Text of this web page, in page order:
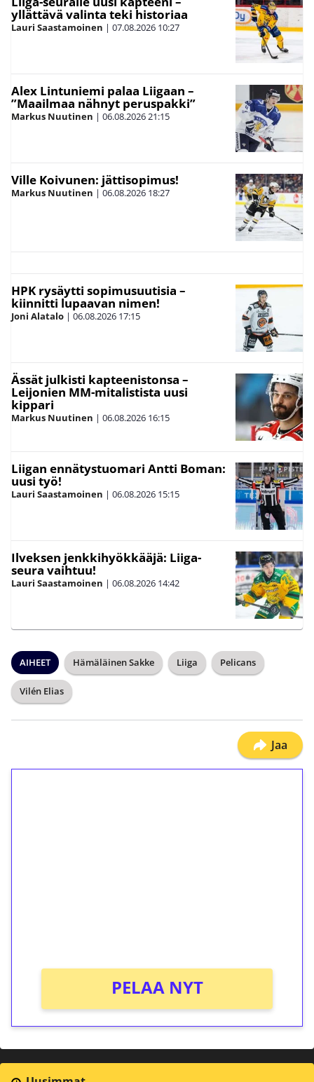
yllättävä valinta teki historiaa
Lauri Saastamoinen | 07.08.2026 10:27
Alex Lintuniemi palaa Liigaan –
”Maailmaa nähnyt peruspakki”
Markus Nuutinen | 06.08.202621:15
Ville Koivunen: jättisopimus!
Markus Nuutinen | 06.08.2026 18:27
HPK rysäytti sopimusuutisia –
kiinnitti lupaavan nimen!
Joni Alatalo | 06.08.2026 17:15
Ässät julkisti kapteenistonsa –
Leijonien MM-mitalistista uusi
kippari
Markus Nuutinen | 06.08.2026 16:15
Liigan ennätystuomari Antti Boman:
uusi työ!
Lauri Saastamoinen | 06.08.2026 15:15
Ilveksen jenkkihyökkääjä: Liiga-
seura vaihtuu!
Lauri Saastamoinen | 06.08.2026 14:42
AIHEET Hämäläinen Sakke Liiga Pelicans
Vilén Elias
Jaa
PELAA NYT